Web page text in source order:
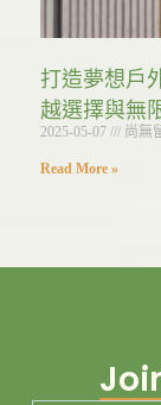
打造夢想戶
越選擇與無
2025-05-07 尚無
Read More »